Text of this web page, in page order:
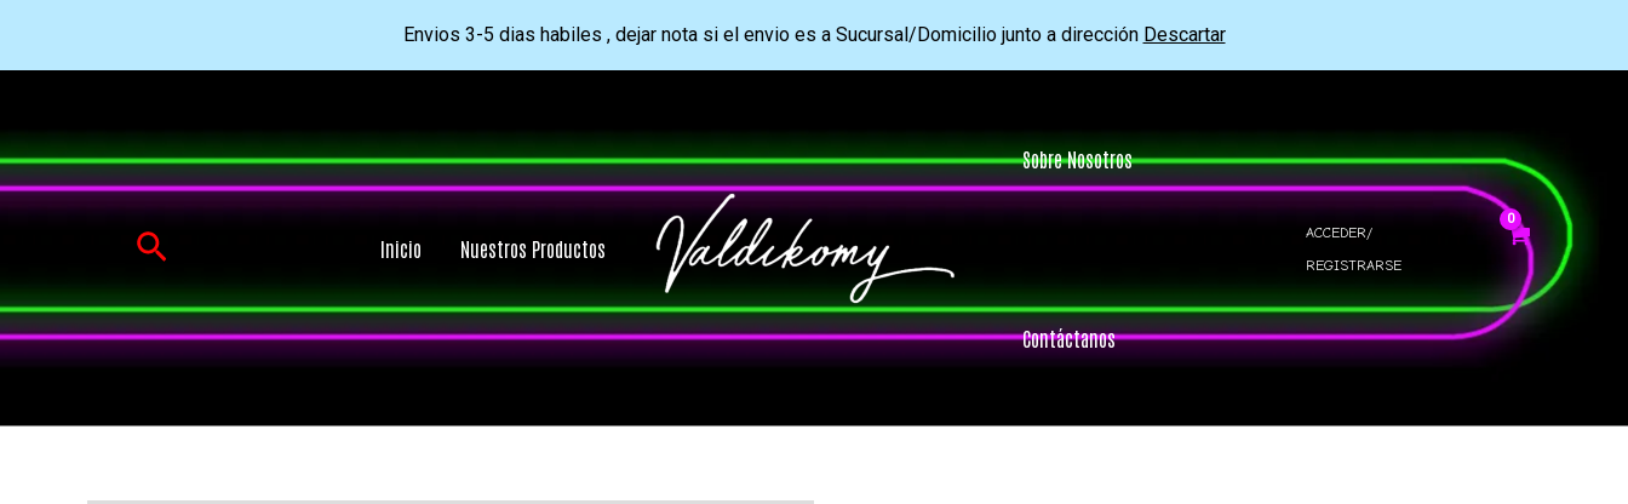
Envios 3-5 dias habiles , dejar nota si el envio es a Sucursal/Domicilio junto a dirección Descartar
contenido
Buscar Inicio Nuestros Productos
Sobre Nosotros
Contáctanos
ACCEDER/
REGISTRARSE